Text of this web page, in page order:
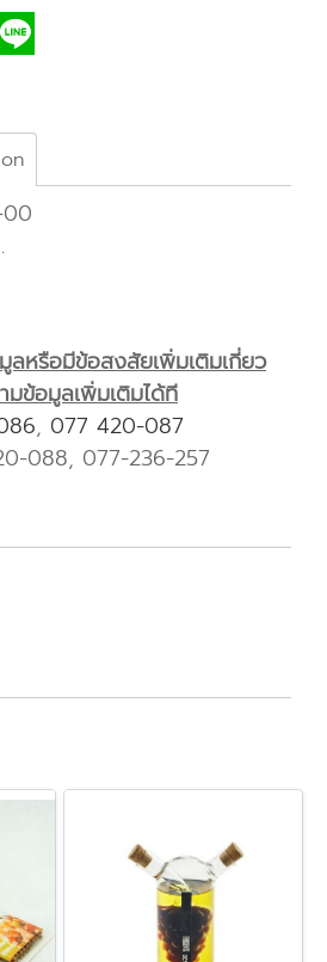
00
ลหรือมีข้อสงสัยเพิ่มเติมเกี่ยว
ข้อมูลเพิ่มเติมได้ที
, 077 420-087
088, 077-236-257